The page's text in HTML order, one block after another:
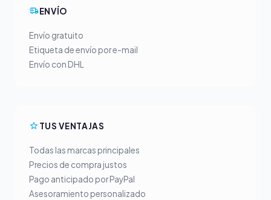
ENVÍO
Envío gratuito
Etiqueta de envío por e-mail
Envío con DHL
TUS VENTAJAS
Todas las marcas principales
Precios de compra justos
Pago anticipado por PayPal
Asesoramiento personalizado